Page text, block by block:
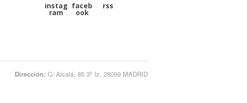
instag
ram
faceb
ook
rss
Dirección: C/ Alcalá, 85 3º Iz. 28009 MADRID